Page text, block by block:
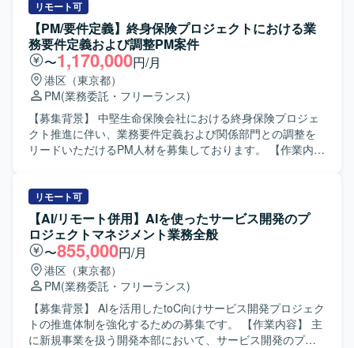
いただきます。 コードレビューを含む技術的な品質管理を
行っていただきます。 テストシナリオの策定・管理を実施
していただきます。 【求める人物像】 技術とマネジメント
の両面からプロジェクトをリードできる方を求めていま
す。 複数チームと円滑にコミュニケーションを取りなが
ら、課題解決に主体的に取り組める方を歓迎いたします。
【ポジションの魅力】 大規模な基幹システム開発におい
て、3チームを横断するPM兼テックリードとして上流から
品質管理まで一貫して関わることができます。 PHPやGoを
中心とした技術スタックに加え、モダンなインフラ環境に
TypeScript フレームワーク：Gin、GORM、Node.js、
React.js データベース：Aurora（PostgreSQL） インフラ／
ツール：AWS、Terraform、GitHub、NewRelic、Docker
リモート可
【PM/要件定義】終身保険プロジェクトにおける業
務要件定義および調整PM案件
〜1,170,000円/月
港区（東京都）
PM(業務委託・フリーランス)
【募集背景】 中堅生命保険会社における終身保険プロジェ
クト推進に伴い、業務要件定義および関係部門との調整を
リードいただけるPM人材を募集しております。 【作業内
ム対応として、クレジットカードの種類に応じたポイント
付与機能に関する要件整理や関係部門との合意形成を行っ
ていただきます。 ・経理要件対応として、システム仕様の
検討、経理部門との調整、代替案の立案などを行っていた
だきます。 ・上層部向けの各種説明資料の作成およびプレ
ゼンテーションを実施していただきます。 【求める人物
像】 ・関係部門や上層部と円滑にコミュニケーションを取
りながら、主体的に課題整理と意思決定支援ができる方を
求めております。 ・金融や保険領域の特性を理解しつつ、
ビジネス側とシステム側の橋渡し役として動ける方を歓迎
リモート可
【AI/リモート併用】AIを使ったサービス開発のプ
ロジェクトマネジメント業務全般
〜855,000円/月
港区（東京都）
PM(業務委託・フリーランス)
【募集背景】 AIを活用したtoC向けサービス開発プロジェク
トの推進体制を強化するための募集です。 【作業内容】 主
に新規事業を扱う開発本部において、サービス開発のプロ